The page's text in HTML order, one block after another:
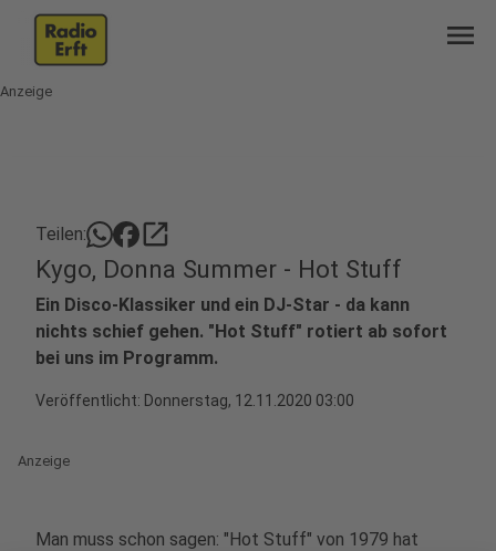
menu
Anzeige
Teilen: open_in_new
Kygo, Donna Summer - Hot Stuff
Ein Disco-Klassiker und ein DJ-Star - da kann
nichts schief gehen. "Hot Stuff" rotiert ab sofort
bei uns im Programm.
Veröffentlicht: Donnerstag, 12.11.2020 03:00
Anzeige
Man muss schon sagen: "Hot Stuff" von 1979 hat